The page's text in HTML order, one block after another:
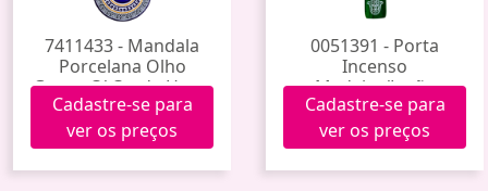
7411433 - Mandala
Porcelana Olho
Grego C/ Corda Hxgy-
005 (144)
Cadastre-se para
ver os preços
0051391 - Porta
Incenso
Madeira/Latão
Cadastre-se para
ver os preços